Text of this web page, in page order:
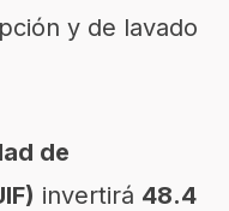
y de lavado
de
invertirá 48.4